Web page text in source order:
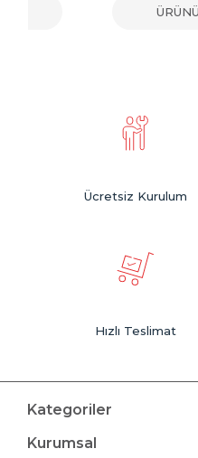
Ücretsiz Kurulum
Hızlı Teslimat
Kategoriler
Kurumsal